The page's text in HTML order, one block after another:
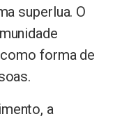
superlua. O
forma de
a